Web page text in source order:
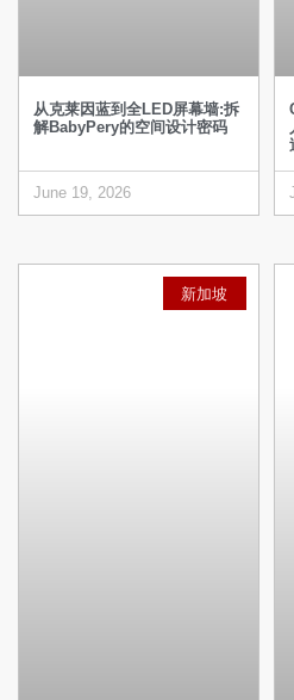
从克莱因蓝到全LED屏幕墙:拆
解BabyPery的空间设计密码
June 19, 2026
新加坡